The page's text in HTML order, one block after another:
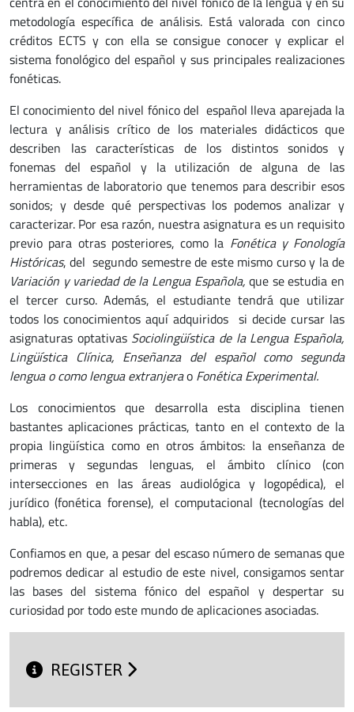
metodología específica de análisis. Está valorada con cinco
créditos ECTS y con ella se consigue conocer y explicar el
sistema fonológico del español y sus principales realizaciones
fonéticas.
El conocimiento del nivel fónico del español lleva aparejada la
lectura y análisis crítico de los materiales didácticos que
describen las características de los distintos sonidos y
fonemas del español y la utilización de alguna de las
herramientas de laboratorio que tenemos para describir esos
sonidos; y desde qué perspectivas los podemos analizar y
caracterizar. Por esa razón, nuestra asignatura es un requisito
previo para otras posteriores, como la Fonética y Fonología
Históricas, del segundo semestre de este mismo curso y la de
Variación y variedad de la Lengua Española,que se estudia en
el tercer curso. Además, el estudiante tendrá que utilizar
todos los conocimientos aquí adquiridos si decide cursar las
asignaturas optativas Sociolingüística de la Lengua Española,
Lingüística Clínica, Enseñanza del español como segunda
lengua o como lengua extranjerao Fonética Experimental.
Los conocimientos que desarrolla esta disciplina tienen
bastantes aplicaciones prácticas, tanto en el contexto de la
propia lingüística como en otros ámbitos: la enseñanza de
primeras y segundas lenguas, el ámbito clínico (con
intersecciones en las áreas audiológica y logopédica), el
jurídico (fonética forense), el computacional (tecnologías del
habla), etc.
Confiamos en que, a pesar del escaso número de semanas que
podremos dedicar al estudio de este nivel, consigamos sentar
las bases del sistema fónico del español y despertar su
curiosidad por todo este mundo de aplicaciones asociadas.
REGISTER